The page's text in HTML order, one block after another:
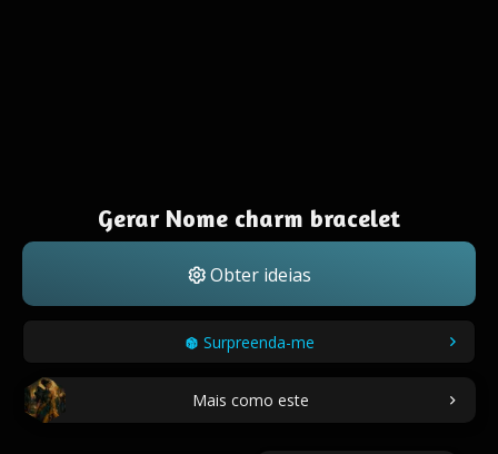
Gerar Nome charm bracelet
Obter ideias
Surpreenda-me
Mais como este